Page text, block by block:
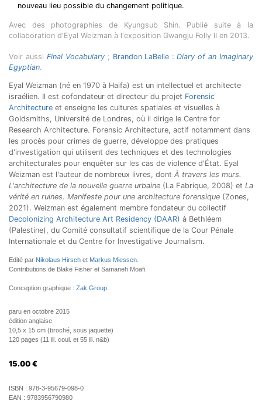
nouveau lieu possible du changement politique.
Avec des photographies de Kyungsub Shin. Publié suite à la
collaboration d'Eyal Weizman à l'exposition Gwangju Folly II en 2013.
Voir aussi Final Vocabulary; Brandon LaBelle :Diary of an Imaginary
Egyptian.
Eyal Weizman (né en 1970 à Haifa) est un intellectuel et architecte
israélien. Il est cofondateur et directeur du projet Forensic
Architecture et enseigne les cultures spatiales et visuelles à
Goldsmiths, Université de Londres, où il dirige le Centre for
Research Architecture. Forensic Architecture, actif notamment dans
les procès pour crimes de guerre, développe des pratiques
d'investigation qui utilisent des techniques et des technologies
architecturales pour enquêter sur les cas de violence d'État. Eyal
Weizman est l'auteur de nombreux livres, dont À travers les murs.
L'architecture de la nouvelle guerre urbaine (La Fabrique, 2008) et La
vérité en ruines. Manifeste pour une architecture forensique (Zones,
2021). Weizman est également membre fondateur du collectif
Decolonizing Architecture Art Residency (DAAR) à Bethléem
(Palestine), du Comité consultatif scientifique de la Cour Pénale
Internationale et du Centre for Investigative Journalism.
Edité par Nikolaus Hirsch et Markus Miessen
Contributions de Blake Fisher et Samaneh Moafi.
Conception graphique : Zak Group
paru en octobre 2015
édition anglaise
10,5 x 15 cm (broché, sous jaquette)
120 pages (11 ill. coul. et 55 ill. n&b)
15.00 €
ISBN : 978-3-95679-098-0
EAN : 9783956790980